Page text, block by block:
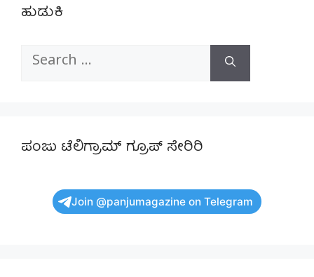
ಹುಡುಕಿ
Search
ಪಂಜು ಟೆಲಿಗ್ರಾಮ್ ಗ್ರೂಪ್ ಸೇರಿರಿ
Join @panjumagazine on Telegram